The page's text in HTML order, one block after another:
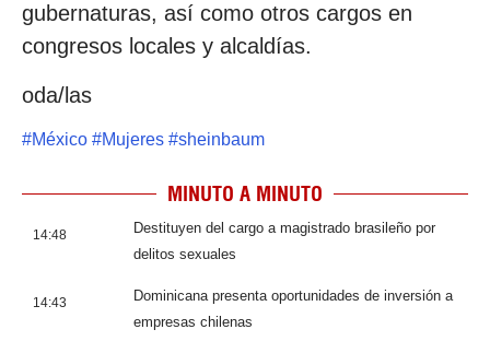
gubernaturas, así como otros cargos en
congresos locales y alcaldías.
oda/las
#México #Mujeres #sheinbaum
MINUTO A MINUTO
14:48
Destituyen del cargo a magistrado brasileño por
delitos sexuales
14:43
Dominicana presenta oportunidades de inversión a
empresas chilenas